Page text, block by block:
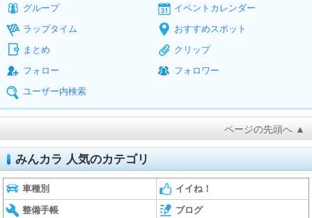
グループ
イベントカレンダー
ラップタイム
おすすめスポット
まとめ
クリップ
フォロー
フォロワー
ユーザー内検索
ページの先頭へ ▲
みんカラ 人気のカテゴリ
車種別 イイね！
整備手帳 ブログ